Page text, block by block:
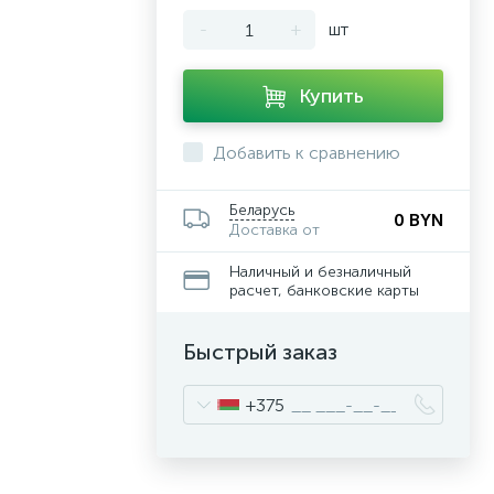
- + шт
Купить
Добавить к сравнению
Беларусь
Доставка от
0 BYN
Наличный и безналичный
расчет, банковские карты
Быстрый заказ
+375